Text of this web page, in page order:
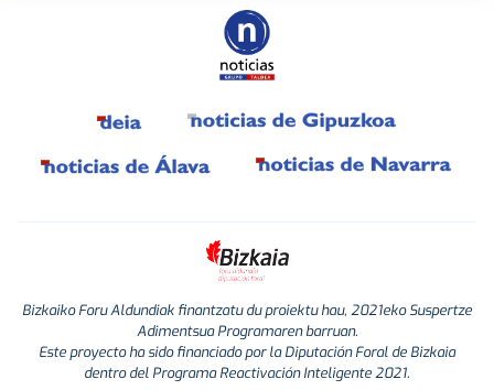
Bizkaiko Foru Aldundiak finantzatu du proiektu hau, 2021eko Suspertze
Adimentsua Programaren barruan.
Este proyecto ha sido financiado por la Diputación Foral de Bizkaia
dentro del Programa Reactivación Inteligente 2021.